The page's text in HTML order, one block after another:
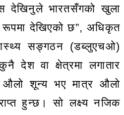
देखिनुले भारतसँगको खुला
रूपमा देखिएको छ”, अधिकृत
सङ्गठन (डब्लुएचओ)
देश वा क्षेत्रमा लगातार
औलो शून्य भए मात्र औलो
हुन्छ। सो लक्ष्य नजिक